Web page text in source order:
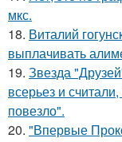
мкс.
18. Виталий
выплачивать
19. Звезда
всерьез и
повезло".
20. "Впервые